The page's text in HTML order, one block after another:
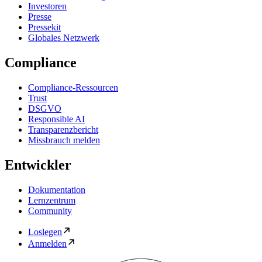
Investoren
Presse
Pressekit
Globales Netzwerk
Compliance
Compliance-Ressourcen
Trust
DSGVO
Responsible AI
Transparenzbericht
Missbrauch melden
Entwickler
Dokumentation
Lernzentrum
Community
Loslegen
Anmelden